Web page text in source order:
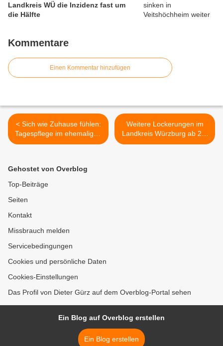
Landkreis WÜ die Inzidenz fast um
die Hälfte
Kommentare
Einen Kommentar hinzufügen
< Sich wie Zuhause fühlen:
Tagespflege im ehemaligen
Kupsch-/Schleckermarkt im
Weitere Lockerungen im
Landkreis Würzburg ab 21.
Mai 2021 für Sport und
Gehostet von Overblog
Top-Beiträge
Seiten
Kontakt
Missbrauch melden
Servicebedingungen
Cookies und persönliche Daten
Cookies-Einstellungen
Das Profil von Dieter Gürz auf dem Overblog-Portal sehen
Ein Blog auf Overblog erstellen
Ein Blog erstellen